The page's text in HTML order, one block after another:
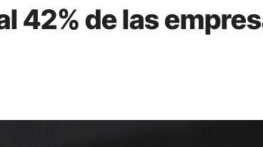
42% de las